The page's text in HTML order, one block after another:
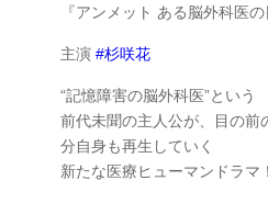
『アンメット ある脳外科医
主演 #杉咲花
“記憶障害の脳外科医”という
前代未聞の主人公が、目の前
分自身も再生していく
新たな医療ヒューマンドラマ！